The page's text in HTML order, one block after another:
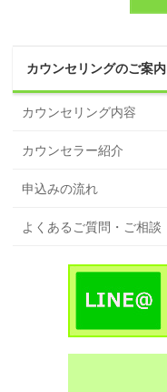
カウンセリングのご案内
カウンセリング内容
カウンセラー紹介
申込みの流れ
よくあるご質問・ご相談